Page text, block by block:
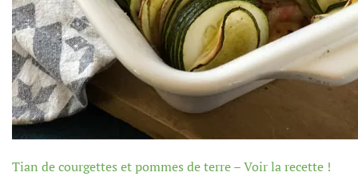
Tian de courgettes et pommes de terre – Voir la recette !